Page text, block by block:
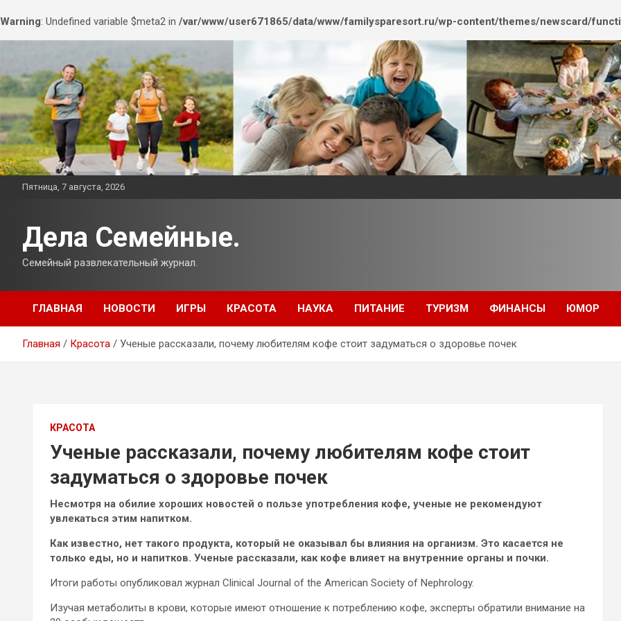
Warning: Undefined variable $meta2 in /var/www/user671865/data/www/familysparesort.ru/wp-content/themes/newscard/
содержимому
Пятница, 7 августа, 2026
Дела Семейные.
Семейный развлекательный журнал.
ГЛАВНАЯ НОВОСТИ ИГРЫ КРАСОТА НАУКА ПИТАНИЕ ТУРИЗМ ФИНАНСЫ ЮМОР
Главная Красота Ученые рассказали, почему любителям кофе стоит задуматься о здоровье почек
КРАСОТА
Ученые рассказали, почему любителям кофе стоит
задуматься о здоровье почек
Несмотря на обилие хороших новостей о пользе употребления кофе, ученые не рекомендуют
увлекаться этим напитком.
Как известно, нет такого продукта, который не оказывал бы влияния на организм. Это касается не
только еды, но и напитков. Ученые рассказали, как кофе влияет на внутренние органы и почки.
Итоги работы опубликовал журнал Clinical Journal of the American Society of Nephrology.
Изучая метаболиты в крови, которые имеют отношение к потреблению кофе, эксперты обратили внимание на